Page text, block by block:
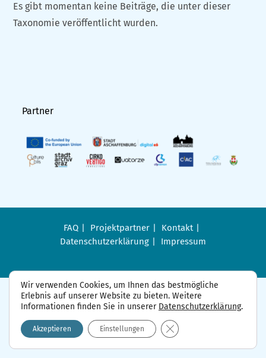
Es gibt momentan keine Beiträge, die unter dieser
Taxonomie veröffentlicht wurden.
Partner
FAQ Projektpartner
Kontakt
Datenschutzerklärung
Impressum
Wir verwenden Cookies, um Ihnen das bestmögliche
Erlebnis auf unserer Website zu bieten. Weitere
Informationen finden Sie in unserer Datenschutzerklärung.
Akzeptieren Einstellungen GDPR Cookie-Banner